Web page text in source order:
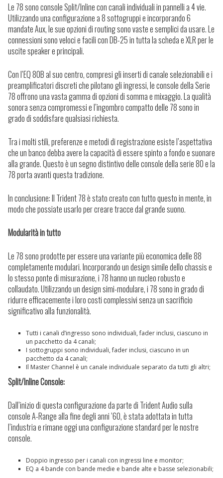
Le 78 sono console Split/lnline con canali individuali in pannelli a 4 vie.
Utilizzando una configurazione a 8 sottogruppi e incorporando 6
mandate Aux, le sue opzioni di routing sono vaste e semplici da usare. Le
connessioni sono veloci e facili con DB-25 in tutta la scheda e XLR per le
uscite speaker e principali.
Con l’EQ 80B al suo centro, compresi gli inserti di canale selezionabili e i
preamplificatori discreti che pilotano gli ingressi, le console della Serie
78 offrono una vasta gamma di opzioni di somma e mixaggio. La qualità
sonora senza compromessi e l’ingombro compatto delle 78 sono in
grado di soddisfare qualsiasi richiesta.
Tra i molti stili, preferenze e metodi di registrazione esiste l’aspettativa
che un banco debba avere la capacità di essere spinto a fondo e suonare
alla grande. Questo è un segno distintivo delle console della serie 80 e la
78 porta avanti questa tradizione.
In conclusione: Il Trident 78 è stato creato con tutto questo in mente, in
modo che possiate usarlo per creare tracce dal grande suono.
Modularità in tutto
Le 78 sono prodotte per essere una variante più economica delle 88
completamente modulari. Incorporando un design simile dello chassis e
lo stesso ponte di misurazione, i 78 hanno un nucleo robusto e
collaudato. Utilizzando un design simi-modulare, i 78 sono in grado di
ridurre efficacemente i loro costi complessivi senza un sacrificio
significativo alla funzionalità.
Tutti i canali d’ingresso sono individuali, fader inclusi, ciascuno in
un pacchetto da 4 canali;
I sottogruppi sono individuali, fader inclusi, ciascuno in un
pacchetto da 4 canali;
Il Master Channel è un canale individuale separato da tutti gli altri;
Split/Inline Console:
Dall’inizio di questa configurazione da parte di Trident Audio sulla
console A-Range alla fine degli anni ’60, è stata adottata in tutta
l’industria e rimane oggi una configurazione standard per le nostre
console.
Doppio ingresso per i canali con ingressi line e monitor;
EQ a 4 bande con bande medie e bande alte e basse selezionabili;